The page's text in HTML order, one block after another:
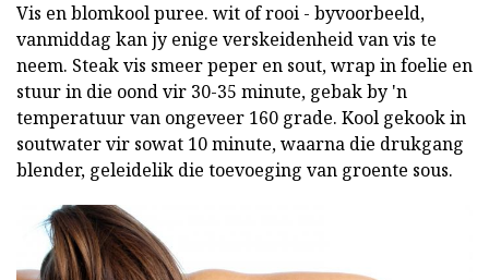
Vis en blomkool puree. wit of rooi - byvoorbeeld,
vanmiddag kan jy enige verskeidenheid van vis te
neem. Steak vis smeer peper en sout, wrap in foelie en
stuur in die oond vir 30-35 minute, gebak by 'n
temperatuur van ongeveer 160 grade. Kool gekook in
soutwater vir sowat 10 minute, waarna die drukgang
blender, geleidelik die toevoeging van groente sous.